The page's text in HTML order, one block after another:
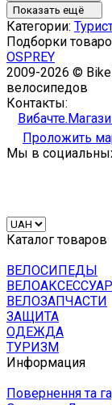
Показать ещё
Категории:
Подборки
OSPREY
2009-2026 ©
велосипедов
Контакты:
Проложить
Мы в
Каталог товаров
ВЕЛОСИПЕДЫ
ВЕЛОЗАПЧАСТИ
ЗАЩИТА
ОДЕЖДА
ТУРИЗМ
Информация
Повернення та